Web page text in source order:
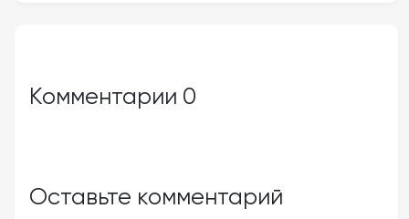
Комментарии 0
Оставьте комментарий